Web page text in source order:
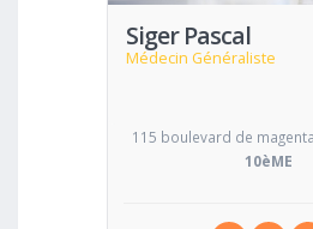
Siger Pascal
Médecin Généraliste
115 boulevard de
10èME